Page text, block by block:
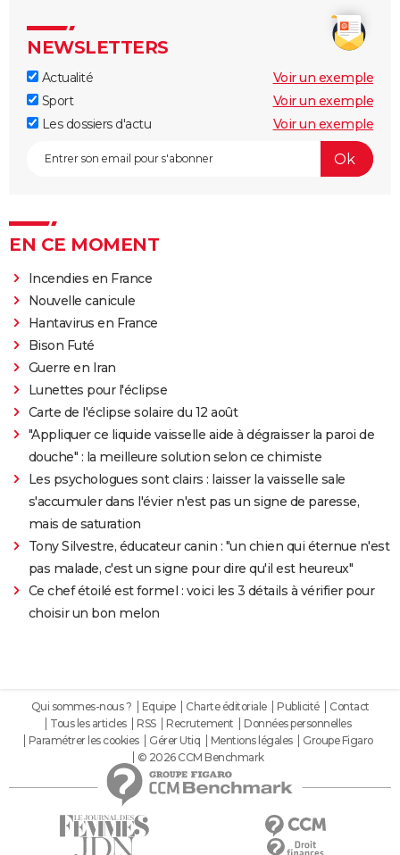
NEWSLETTERS
Actualité
Voir un exemple
Sport
Voir un exemple
Les dossiers d'actu
Voir un exemple
EN CE MOMENT
Incendies en France
Nouvelle canicule
Hantavirus en France
Bison Futé
Guerre en Iran
Lunettes pour l'éclipse
Carte de l'éclipse solaire du 12 août
"Appliquer ce liquide vaisselle aide à dégraisser la paroi de
douche" : la meilleure solution selon ce chimiste
Les psychologues sont clairs : laisser la vaisselle sale
s'accumuler dans l'évier n'est pas un signe de paresse,
mais de saturation
Tony Silvestre, éducateur canin : "un chien qui éternue n'est
pas malade, c'est un signe pour dire qu'il est heureux"
Ce chef étoilé est formel : voici les 3 détails à vérifier pour
choisir un bon melon
Qui sommes-nous ? Equipe Charte éditoriale Publicité
Contact
Tous les articles
RSS Recrutement
Données personnelles
Paramétrer les cookies
Gérer Utiq Mentions légales
Groupe Figaro
© 2026 CCM Benchmark